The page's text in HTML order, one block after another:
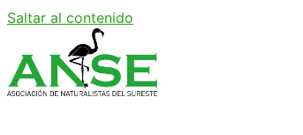
Saltar al contenido